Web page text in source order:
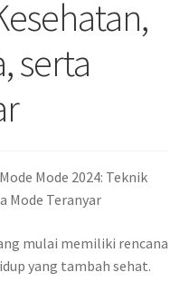
serta
Mode 2024: Teknik
Mode Teranyar
mulai memiliki rencana
yang tambah sehat.